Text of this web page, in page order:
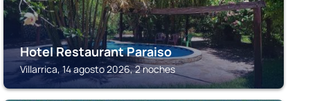
Hotel Restaurant Paraiso
Villarrica, 14 agosto 2026, 2 noches